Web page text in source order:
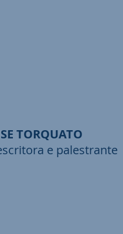
TORQUATO
e palestrante